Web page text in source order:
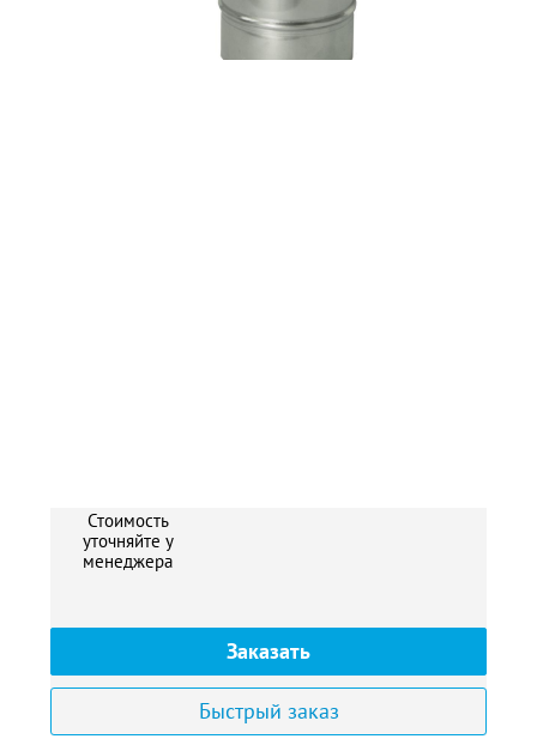
Стоимость
уточняйте у
менеджера
Заказать
Быстрый заказ